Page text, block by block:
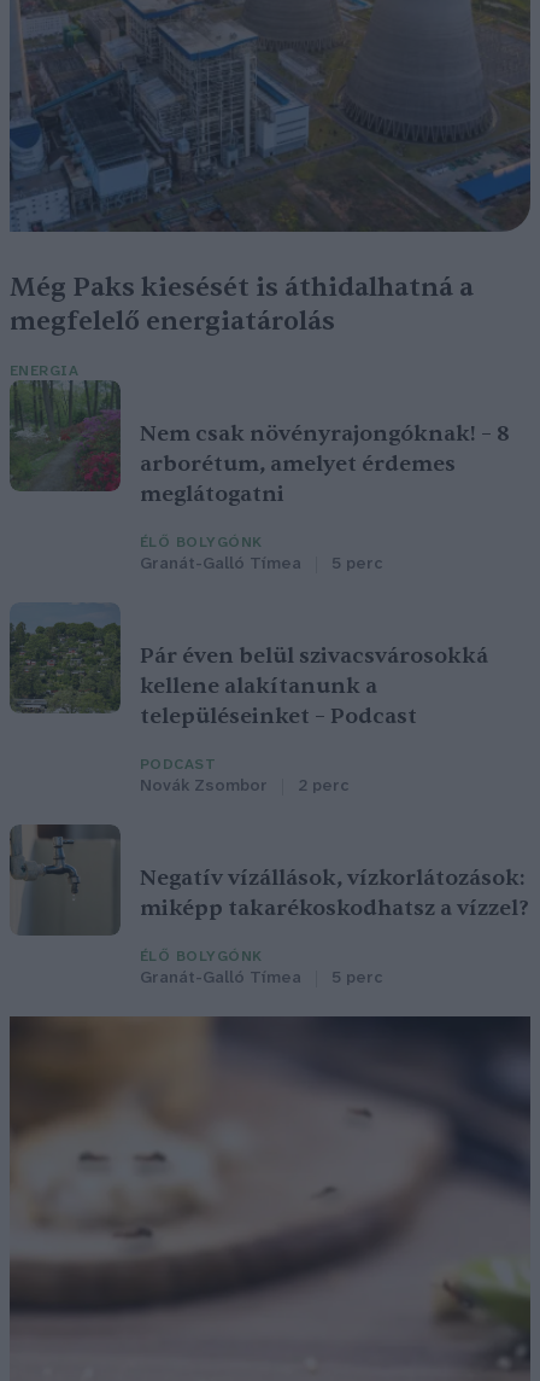
Még Paks kiesését is áthidalhatná a
megfelelő energiatárolás
ENERGIA
Nem csak növényrajongóknak! – 8
arborétum, amelyet érdemes
meglátogatni
ÉLŐ BOLYGÓNK
Granát-Galló Tímea 5 perc
Pár éven belül szivacsvárosokká
kellene alakítanunk a
településeinket – Podcast
PODCAST
Novák Zsombor 2 perc
Negatív vízállások, vízkorlátozások:
miképp takarékoskodhatsz a vízzel?
ÉLŐ BOLYGÓNK
Granát-Galló Tímea 5 perc